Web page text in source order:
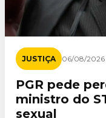
JUSTIÇA 06/08/2026
PGR pede
ministro do
sexual